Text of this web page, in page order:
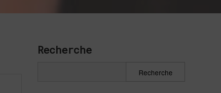
Recherche